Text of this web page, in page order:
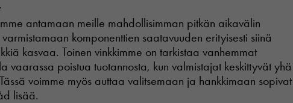
antamaan meille mahdollisimman pitkän aikavälin
komponenttien saatavuuden erityisesti siinä
kasvaa. Toinen vinkkimme on tarkistaa vanhemmat
vaarassa poistua tuotannosta, kun valmistajat keskittyvät yhä
voimme myös auttaa valitsemaan ja hankkimaan sopivat
lisää.
Pakollinen
Nämä
evästeet eivät
ole
valinnaisia.
Niitä tarvitaan